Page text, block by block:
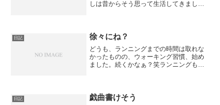
しは昔からそう思って生活してきまし
識は打ち破ってなんぼ！！！」...
日記 徐々にね？
どうも、ランニングまでの時間は取れな
かったものの、ウォーキング習慣、始め
ました。続くかなぁ？笑ランニングもで
町早朝散歩サークル』ですが、...
日記 戯曲書けそう